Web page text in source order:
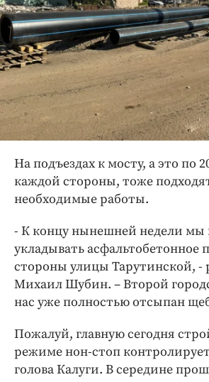
На подъездах к мосту, а это по
каждой стороны, тоже
необходимые работы.
- К концу нынешней недели мы
укладывать асфальтобетонное
стороны улицы Тарутинской, -
Михаил Шубин. – Второй
нас уже полностью отсыпан
Пожалуй, главную сегодня
режиме нон-стоп
голова Калуги. В середине